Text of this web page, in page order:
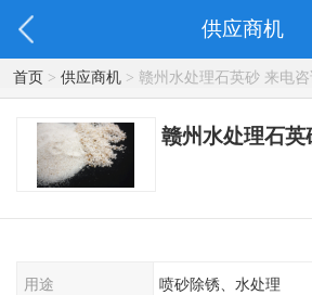
供应商机
首页> 供应商机> 赣州水处理石英砂 来电咨
赣州水处理石英
用途 喷砂除锈、水处理